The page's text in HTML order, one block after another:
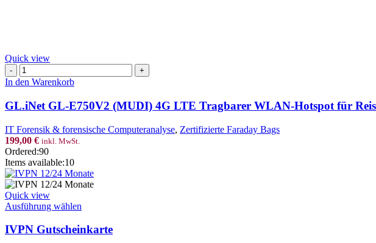
Quick view
GL.iNet
GL-
(MUDI)
4G
Tragbarer
WLAN-
Hotspot
für
Reisen,
globale
Version
Menge
In den Warenkorb
GL.iNet GL-E750V2 (MUDI) 4G LTE Tragbarer WLAN-Hotspot für
IT Forensik & forensische Computeranalyse, Zertifizierte Faraday Bags
199,00 € inkl. MwSt.
Ordered:90
Items available:10
Quick view
Ausführung wählen
has
IVPN Gutscheinkarte